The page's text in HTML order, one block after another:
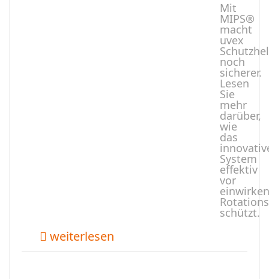
Mit
MIPS®
macht
uvex
noch
sicherer.
Lesen
Sie
mehr
darüber,
wie
das
System
effektiv
vor
schützt.
weiterlesen